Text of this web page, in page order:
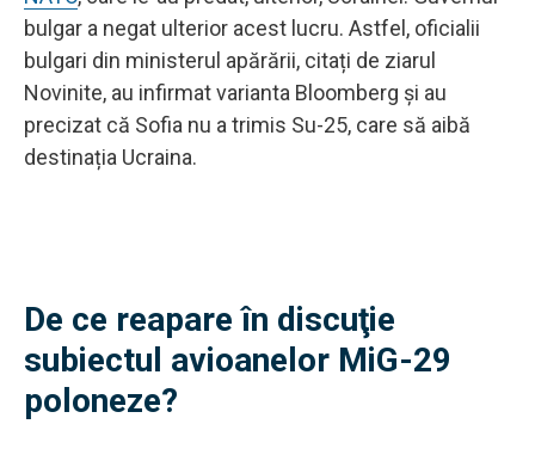
bulgar a negat ulterior acest lucru. Astfel, oficialii
bulgari din ministerul apărării, citați de ziarul
Novinite, au infirmat varianta Bloomberg și au
precizat că Sofia nu a trimis Su-25, care să aibă
destinația Ucraina.
De ce reapare în discuţie
subiectul avioanelor MiG-29
poloneze?